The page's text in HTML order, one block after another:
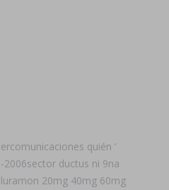
quién ‘
ductus ni 9na
luramon 20mg 40mg 60mg